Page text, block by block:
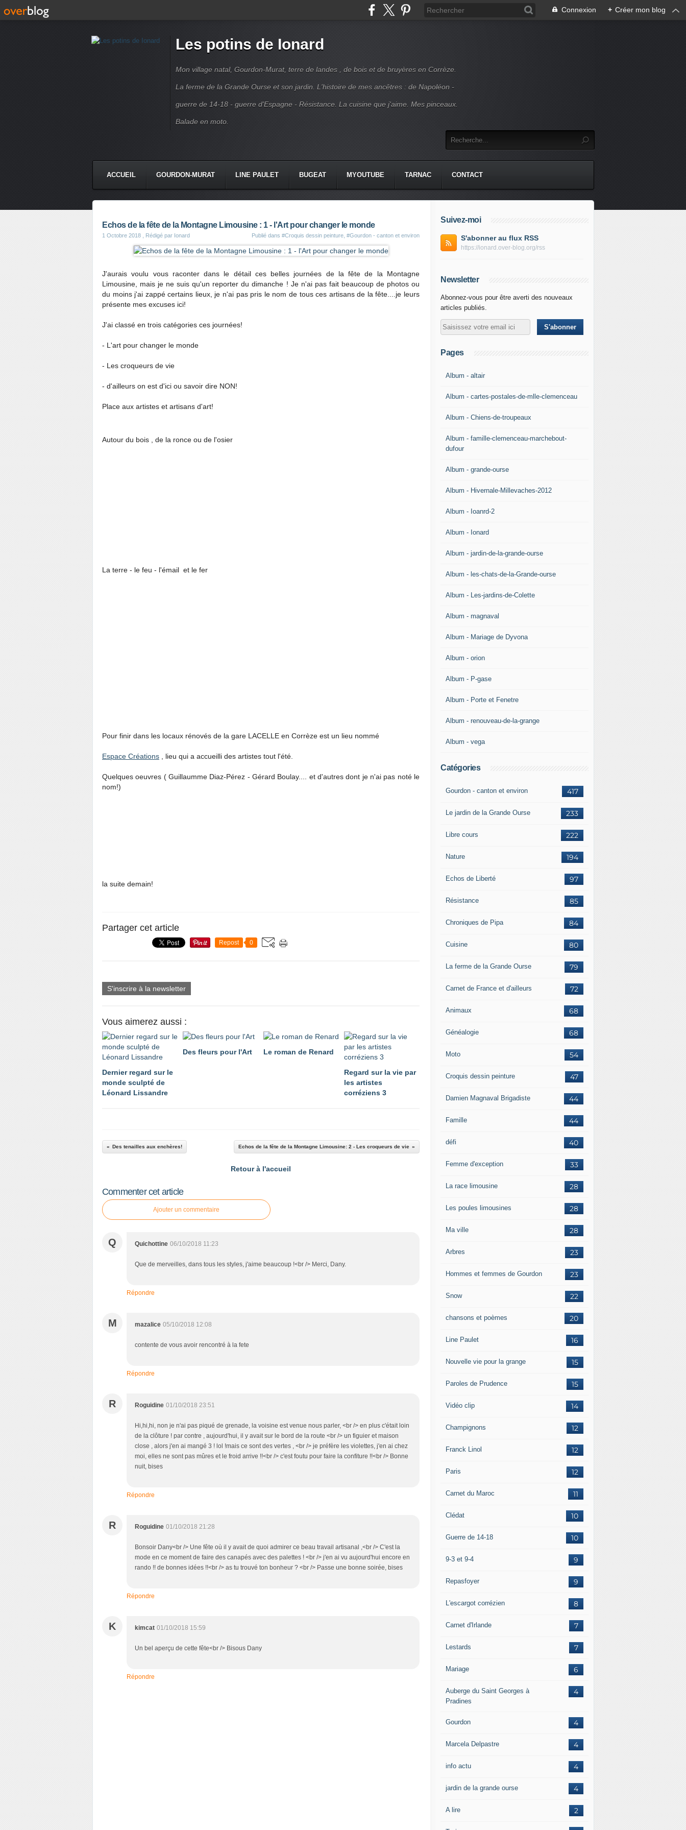
Connexion + Créer mon blog
Les potins de Ionard
Mon village natal, Gourdon-Murat, terre de landes , de bois et de bruyères en Corrèze.
La ferme de la Grande Ourse et son jardin. L'histoire de mes ancêtres : de Napoléon -
guerre de 14-18 - guerre d'Espagne - Résistance. La cuisine que j'aime. Mes pinceaux.
Balade en moto.
ACCUEIL GOURDON-MURAT LINE PAULET BUGEAT MYOUTUBE TARNAC CONTACT
Echos de la fête de la Montagne Limousine : 1 - l'Art pour changer le monde
1 Octobre 2018 , Rédigé par Ionard Publié dans #Croquis dessin peinture #Gourdon - canton et environ
J'aurais voulu vous raconter dans le détail ces belles journées de la fête de la Montagne
Limousine, mais je ne suis qu'un reporter du dimanche ! Je n'ai pas fait beaucoup de photos ou
du moins j'ai zappé certains lieux, je n'ai pas pris le nom de tous ces artisans de la fête....je leurs
présente mes excuses ici!
J'ai classé en trois catégories ces journées!
- L'art pour changer le monde
- Les croqueurs de vie
- d'ailleurs on est d'ici ou savoir dire NON!
Place aux artistes et artisans d'art!
Autour du bois , de la ronce ou de l'osier
La terre - le feu - l'émail et le fer
Pour finir dans les locaux rénovés de la gare LACELLE en Corrèze est un lieu nommé
Espace Créations , lieu qui a accueilli des artistes tout l'été.
Quelques oeuvres ( Guillaumme Diaz-Pérez - Gérard Boulay.... et d'autres dont je n'ai pas noté le
nom!)
la suite demain!
Partager cet article
Repost 0
S'inscrire à la newsletter
Vous aimerez aussi :
Dernier regard sur le
monde sculpté de
Léonard Lissandre
Des fleurs pour l'Art Le roman de Renard
Regard sur la vie par
les artistes
corréziens 3
Des tenailles aux enchères! Echos de la fête de la Montagne Limousine: 2 - Les croqueurs de vie
Retour à l'accueil
Commenter cet article
Ajouter un commentaire
Q Quichottine 06/10/2018 11:23
Que de merveilles, dans tous les styles, j'aime beaucoup !<br /> Merci, Dany.
Répondre
M mazalice 05/10/2018 12:08
contente de vous avoir rencontré à la fete
Répondre
R Roguidine 01/10/2018 23:51
Hi,hi,hi, non je n'ai pas piqué de grenade, la voisine est venue nous parler, <br /> en plus c'était loin
de la clôture ! par contre , aujourd'hui, il y avait sur le bord de la route <br /> un figuier et maison
close , alors j'en ai mangé 3 ! lol !mais ce sont des vertes , <br /> je préfère les violettes, j'en ai chez
moi, elles ne sont pas mûres et le froid arrive !!<br /> c'est foutu pour faire la confiture !!<br /> Bonne
nuit, bises
Répondre
R Roguidine 01/10/2018 21:28
Bonsoir Dany<br /> Une fête où il y avait de quoi admirer ce beau travail artisanal ,<br /> C'est la
mode en ce moment de faire des canapés avec des palettes ! <br /> j'en ai vu aujourd'hui encore en
rando !! de bonnes idées !!<br /> as tu trouvé ton bonheur ? <br /> Passe une bonne soirée, bises
Répondre
K kimcat 01/10/2018 15:59
Un bel aperçu de cette fête<br /> Bisous Dany
Répondre
Suivez-moi
S'abonner au flux RSS
https://ionard.over-blog.org/rss
Newsletter
Abonnez-vous pour être averti des nouveaux
articles publiés.
Pages
Album - altair
Album - cartes-postales-de-mlle-clemenceau
Album - Chiens-de-troupeaux
Album - famille-clemenceau-marchebout-
dufour
Album - grande-ourse
Album - Hivernale-Millevaches-2012
Album - Ioanrd-2
Album - Ionard
Album - jardin-de-la-grande-ourse
Album - les-chats-de-la-Grande-ourse
Album - Les-jardins-de-Colette
Album - magnaval
Album - Mariage de Dyvona
Album - orion
Album - P-gase
Album - Porte et Fenetre
Album - renouveau-de-la-grange
Album - vega
Catégories
417
Gourdon - canton et environ
233
Le jardin de la Grande Ourse
222
Libre cours
194
Nature
97
Echos de Liberté
85
Résistance
84
Chroniques de Pipa
80
Cuisine
79
La ferme de la Grande Ourse
72
Carnet de France et d'ailleurs
68
Animaux
68
Généalogie
54
Moto
47
Croquis dessin peinture
44
Damien Magnaval Brigadiste
44
Famille
40
défi
33
Femme d'exception
28
La race limousine
28
Les poules limousines
28
Ma ville
23
Arbres
23
Hommes et femmes de Gourdon
22
Snow
20
chansons et poèmes
16
Line Paulet
15
Nouvelle vie pour la grange
15
Paroles de Prudence
14
Vidéo clip
12
Champignons
12
Franck Linol
12
Paris
11
Carnet du Maroc
10
Clédat
10
Guerre de 14-18
9
9-3 et 9-4
9
Repasfoyer
8
L'escargot corrézien
7
Carnet d'Irlande
7
Lestards
6
Mariage
4
Auberge du Saint Georges à
Pradines
4
Gourdon
4
Marcela Delpastre
4
info actu
4
jardin de la grande ourse
2
A lire